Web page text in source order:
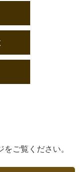
ご覧ください。